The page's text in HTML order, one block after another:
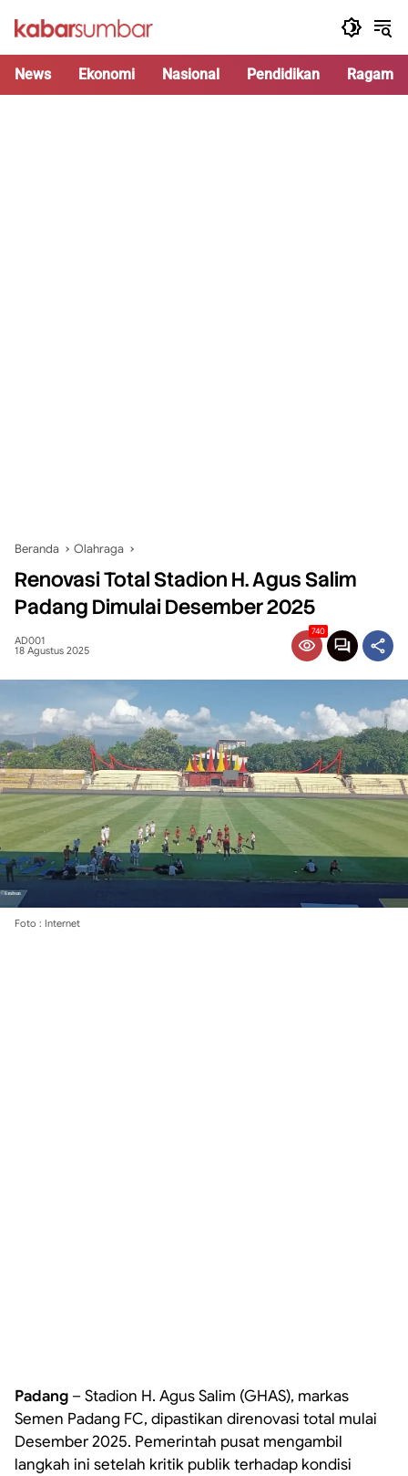
News Ekonomi Nasional Pendidikan Ragam
Beranda Olahraga
Renovasi Total Stadion H. Agus Salim
Padang Dimulai Desember 2025
AD001
18 Agustus 2025
740
Foto : Internet
Padang – Stadion H. Agus Salim (GHAS), markas
Semen Padang FC, dipastikan direnovasi total mulai
Desember 2025. Pemerintah pusat mengambil
langkah ini setelah kritik publik terhadap kondisi